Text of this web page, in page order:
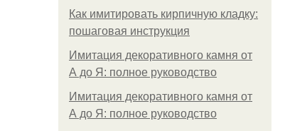
Как имитировать кирпичную кладку:
пошаговая инструкция
Имитация декоративного камня от
А до Я: полное руководство
Имитация декоративного камня от
А до Я: полное руководство